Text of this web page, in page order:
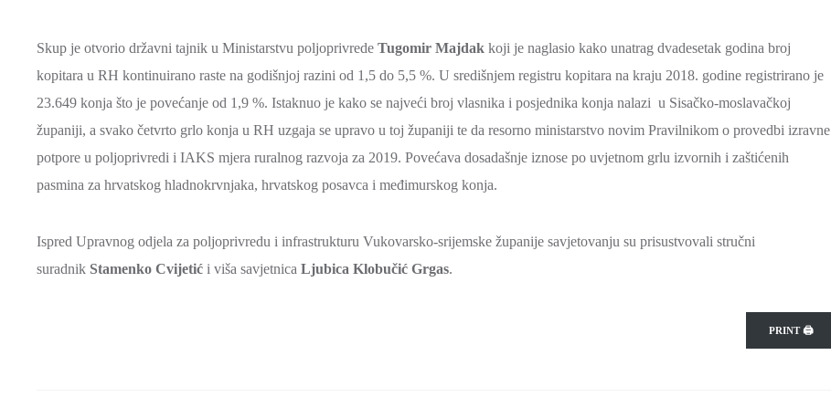
Skup je otvorio državni tajnik u Ministarstvu poljoprivrede Tugomir Majdak koji je naglasio kako unatrag dvadesetak godina broj
kopitara u RH kontinuirano raste na godišnjoj razini od 1,5 do 5,5 %. U središnjem registru kopitara na kraju 2018. godine registrirano je
23.649 konja što je povećanje od 1,9 %. Istaknuo je kako se najveći broj vlasnika i posjednika konja nalazi u Sisačko-moslavačkoj
županiji, a svako četvrto grlo konja u RH uzgaja se upravo u toj županiji te da resorno ministarstvo novim Pravilnikom o provedbi izravne
potpore u poljoprivredi i IAKS mjera ruralnog razvoja za 2019. Povećava dosadašnje iznose po uvjetnom grlu izvornih i zaštićenih
pasmina za hrvatskog hladnokrvnjaka, hrvatskog posavca i međimurskog konja.
Ispred Upravnog odjela za poljoprivredu i infrastrukturu Vukovarsko-srijemske županije savjetovanju su prisustvovali stručni
suradnik Stamenko Cvijetić i viša savjetnica Ljubica Klobučić Grgas.
PRINT 🖨